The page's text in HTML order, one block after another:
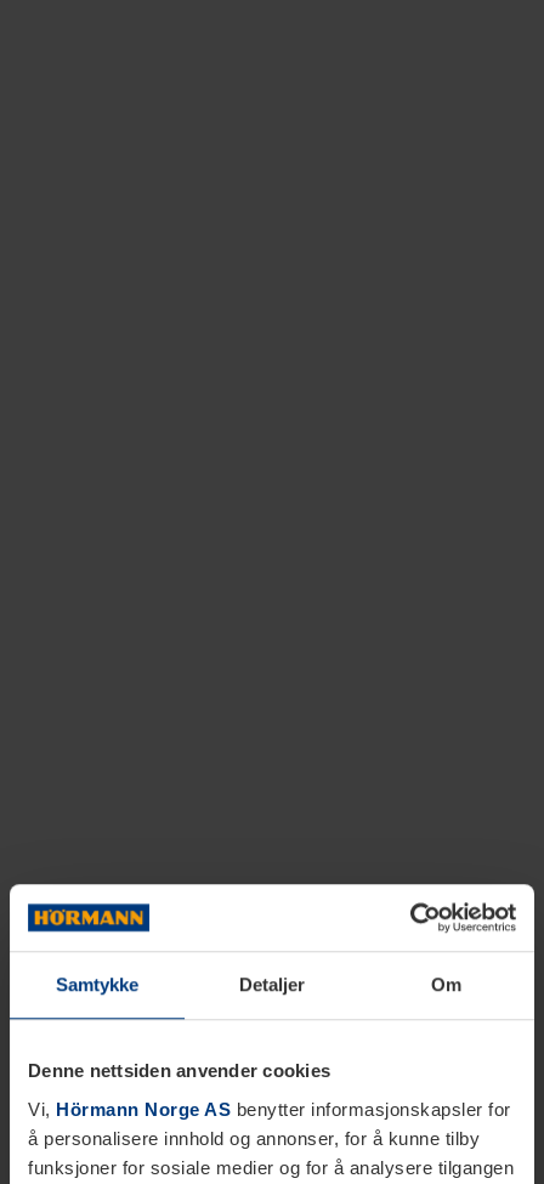
Samtykke Detaljer Om
Denne nettsiden anvender cookies
Vi, Hörmann Norge AS benytter informasjonskapsler for
å personalisere innhold og annonser, for å kunne tilby
funksjoner for sosiale medier og for å analysere tilgangen